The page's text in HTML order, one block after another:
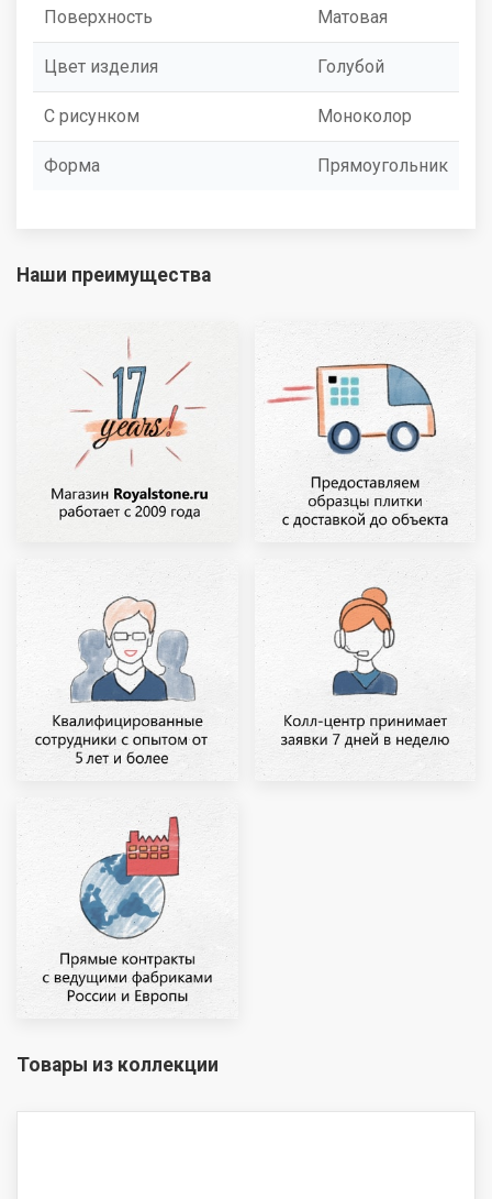
Поверхность Матовая
Цвет изделия Голубой
С рисунком Моноколор
Форма Прямоугольник
Наши преимущества
Товары из коллекции